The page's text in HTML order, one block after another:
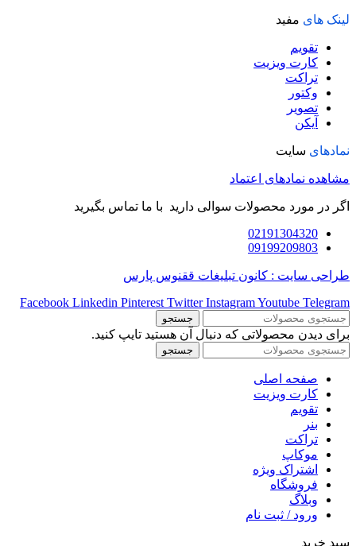
لینک های مفید
تقویم
کارت ویزیت
تراکت
وکتور
تصویر
آیکن
نمادهای سایت
مشاهده نمادهای اعتماد
اگر در مورد محصولات سوالی دارید با ما تماس بگیرید
02191304320
09199209803
طراحی سایت : کانون تبلیغات ققنوس پارس
Facebook Linkedin Pinterest Twitter InstagramYoutube Telegram
جستجو
برای دیدن محصولاتی که دنبال آن هستید تایپ کنید.
جستجو
صفحه اصلی
کارت ویزیت
تقویم
بنر
تراکت
موکاپ
اشتراک ویژه
فروشگاه
وبلاگ
ورود / ثبت نام
سبد خرید